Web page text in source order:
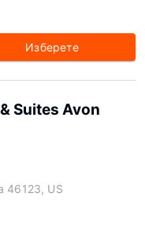
Изберете
Suites Avon
46123, US